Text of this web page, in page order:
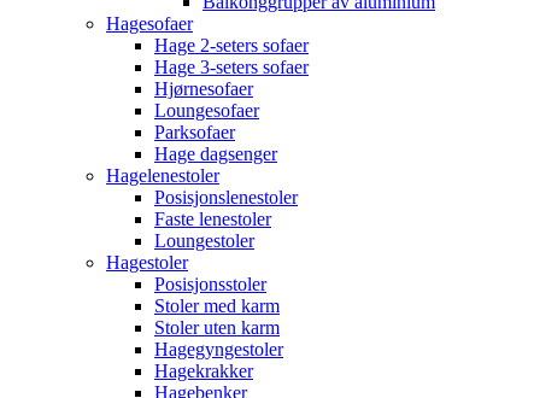
Hagesofaer
Hage 2-seters sofaer
Hage 3-seters sofaer
Hjørnesofaer
Loungesofaer
Parksofaer
Hage dagsenger
Hagelenestoler
Posisjonslenestoler
Faste lenestoler
Loungestoler
Hagestoler
Posisjonsstoler
Stoler med karm
Stoler uten karm
Hagegyngestoler
Hagekrakker
Hagebenker